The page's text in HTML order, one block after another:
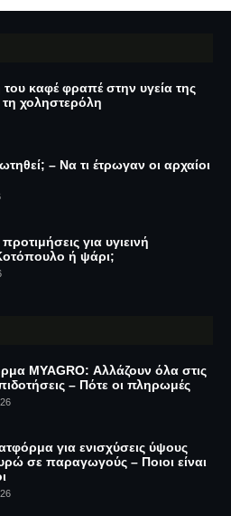
καφέ φραπέ στην υγεία της
τη χοληστερόλη
– Να τι έτρωγαν οι αρχαίοι
για υγιεινή
ή ψάρι;
MYAGRO: Αλλάζουν όλα στις
– Πότε οι πληρωμές
για ενισχύσεις ύψους
σε παραγωγούς – Ποιοι είναι